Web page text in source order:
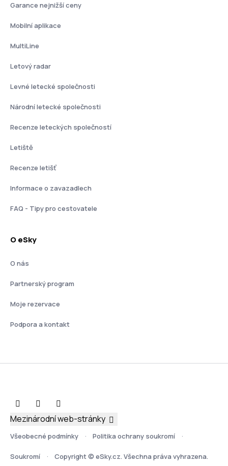
Garance nejnižší ceny
Mobilní aplikace
MultiLine
Letový radar
Levné letecké společnosti
Národní letecké společnosti
Recenze leteckých společností
Letiště
Recenze letišť
Informace o zavazadlech
FAQ - Tipy pro cestovatele
O eSky
O nás
Partnerský program
Moje rezervace
Podpora a kontakt
Všeobecné podmínky Politika ochrany soukromí
Soukromí Copyright © eSky.cz. Všechna práva vyhrazena.
Mezinárodní web-stránky